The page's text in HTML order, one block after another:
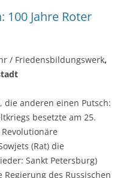
Jahre Roter
/ Friedensbildungswerk,
die anderen einen Putsch:
besetzte am 25.
(Rat) die
Sankt Petersburg)
des Russischen